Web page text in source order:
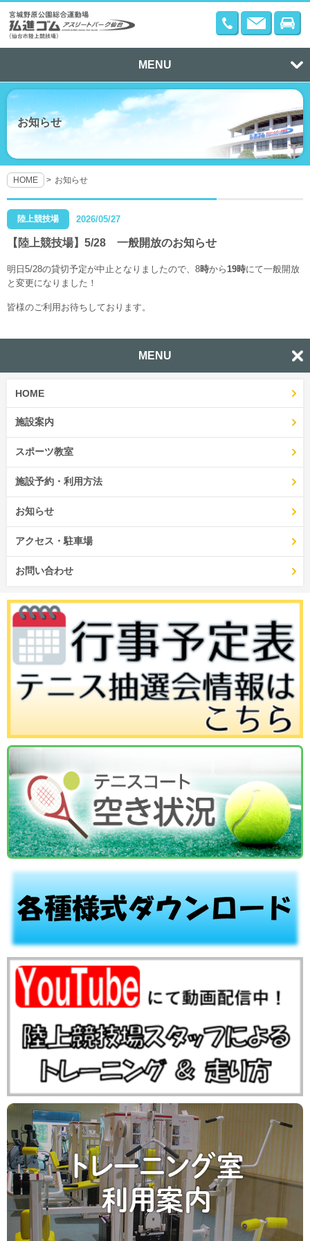
MENU
お知らせ
HOME お知らせ
陸上競技場 2026/05/27
【陸上競技場】5/28 一般開放のお知らせ
明日5/28の貸切予定が中止となりましたので、8時から 19時にて一般開放
と変更になりました！
皆様のご利用お待ちしております。
MENU
HOME
施設案内
スポーツ教室
施設予約・利用方法
お知らせ
アクセス・駐車場
お問い合わせ